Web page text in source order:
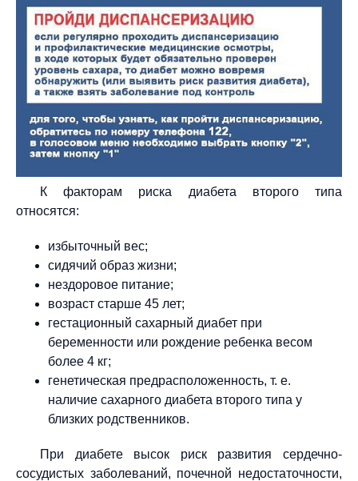
К факторам риска диабета второго типа
относятся:
избыточный вес;
сидячий образ жизни;
нездоровое питание;
возраст старше 45 лет;
гестационный сахарный диабет при
беременности или рождение ребенка весом
более 4 кг;
генетическая предрасположенность, т. е.
наличие сахарного диабета второго типа у
близких родственников.
При диабете высок риск развития сердечно-
сосудистых заболеваний, почечной недостаточности,